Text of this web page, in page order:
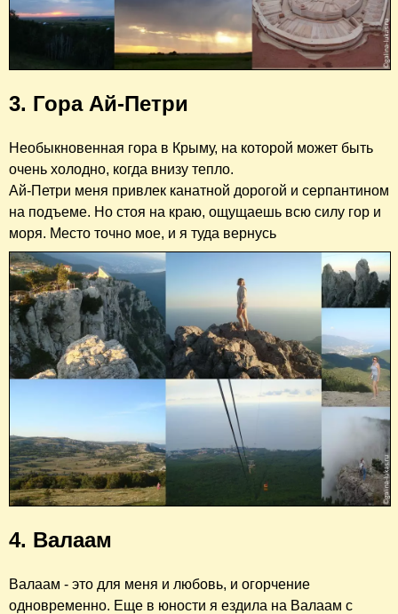
3. Гора Ай-Петри
Необыкновенная гора в Крыму, на которой может быть
очень холодно, когда внизу тепло.
Ай-Петри меня привлек канатной дорогой и серпантином
на подъеме. Но стоя на краю, ощущаешь всю силу гор и
моря. Место точно мое, и я туда вернусь
4. Валаам
Валаам - это для меня и любовь, и огорчение
одновременно. Еще в юности я ездила на Валаам с